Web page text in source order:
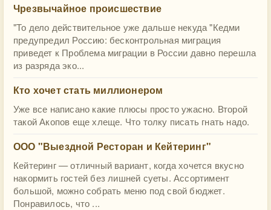
Чрезвычайное происшествие
"То дело действительное уже дальше некуда "Кедми
предупредил Россию: бесконтрольная миграция
приведет к Проблема миграции в России давно перешла
из разряда эко...
Кто хочет стать миллионером
Уже все написано какие плюсы просто ужасно. Второй
такой Акопов еще хлеще. Что толку писать гнать надо.
ООО "Выездной Ресторан и Кейтеринг"
Кейтеринг — отличный вариант, когда хочется вкусно
накормить гостей без лишней суеты. Ассортимент
большой, можно собрать меню под свой бюджет.
Понравилось, что ...